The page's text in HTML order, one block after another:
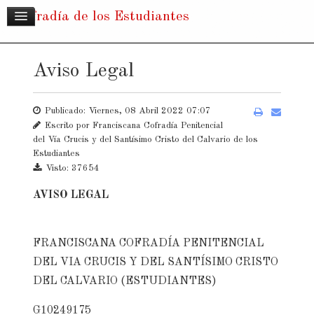
Cofradía de los Estudiantes
Aviso Legal
Publicado: Viernes, 08 Abril 2022 07:07
Escrito por Franciscana Cofradía Penitencial
del Vía Crucis y del Santísimo Cristo del Calvario de los
Estudiantes
Visto: 37654
AVISO LEGAL
FRANCISCANA COFRADÍA PENITENCIAL
DEL VIA CRUCIS Y DEL SANTÍSIMO CRISTO
DEL CALVARIO (ESTUDIANTES)
G10249175